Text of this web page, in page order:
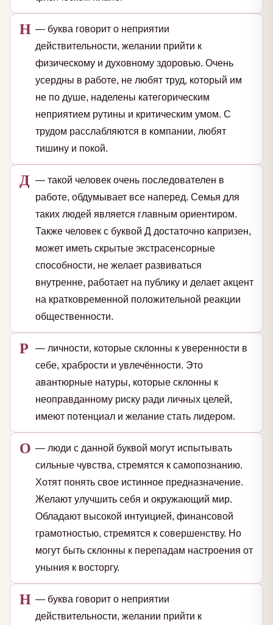
Н — буква говорит о неприятии
действительности, желании прийти к
физическому и духовному здоровью. Очень
усердны в работе, не любят труд, который им
не по душе, наделены категорическим
неприятием рутины и критическим умом. С
трудом расслабляются в компании, любят
тишину и покой.
Д — такой человек очень последователен в
работе, обдумывает все наперед. Семья для
таких людей является главным ориентиром.
Также человек с буквой Д достаточно капризен,
может иметь скрытые экстрасенсорные
способности, не желает развиваться
внутренне, работает на публику и делает акцент
на кратковременной положительной реакции
общественности.
Р
— личности, которые склонны к уверенности в
себе, храбрости и увлечённости. Это
авантюрные натуры, которые склонны к
неоправданному риску ради личных целей,
имеют потенциал и желание стать лидером.
О — люди с данной буквой могут испытывать
сильные чувства, стремятся к самопознанию.
Хотят понять свое истинное предназначение.
Желают улучшить себя и окружающий мир.
Обладают высокой интуицией, финансовой
грамотностью, стремятся к совершенству. Но
могут быть склонны к перепадам настроения от
уныния к восторгу.
Н — буква говорит о неприятии
действительности, желании прийти к